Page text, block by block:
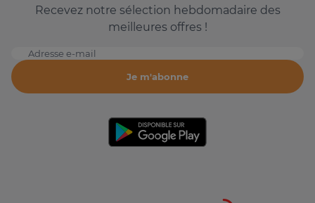
Recevez notre sélection hebdomadaire des
meilleures offres !
Adresse e-mail
Je m'abonne